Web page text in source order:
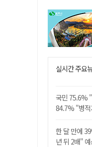
실시간 주요
국민 75.6%
84.7% "병적
한 달 만에
년 뒤 2배" 예